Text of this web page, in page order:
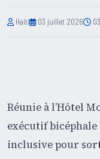
Haiti 03 juillet 2026
Réunie à l’Hôtel
exécutif
inclusive pour